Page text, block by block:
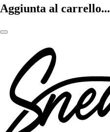
Aggiunta al carrello...